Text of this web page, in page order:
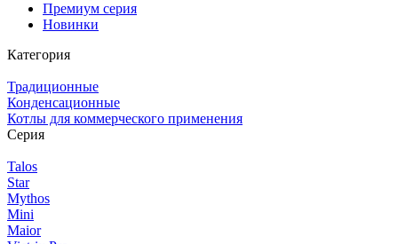
Премиум серия
Новинки
Категория
Традиционные
Конденсационные
Котлы для коммерческого применения
Серия
Talos
Star
Mythos
Mini
Maior